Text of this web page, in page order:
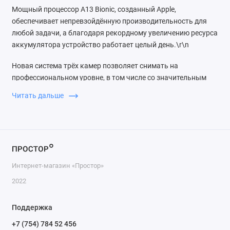
Мощный процессор A13 Bionic, созданный Apple,
обеспечивает непревзойдённую производительность для
любой задачи, а благодаря рекордному увеличению ресурса
аккумулятора устройство работает целый день.\r\n
Новая система трёх камер позволяет снимать на
профессиональном уровне, в том числе со значительным
Камера также обеспечивает видео высочайшего качества и
функция аудиозума сопоставляет источник звука с тем, что
каждому доступны мощные инструменты редактирования
видео. Можно поворачивать и обрезать кадр, увеличивать
обработка занимает считанные секунды, а результат виден
Читать дальше
Интернет-магазин «Простор»
2022
Поддержка
+7 (754) 784 52 456